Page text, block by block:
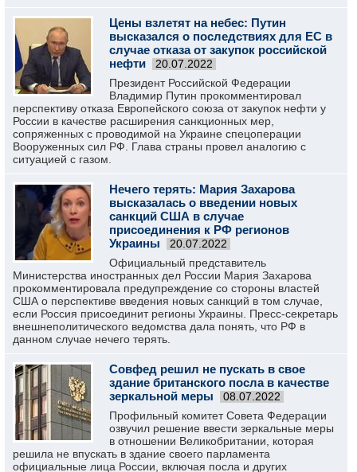
Цены взлетят на небес: Путин
высказался о последствиях для ЕС в
случае отказа от закупок российской
нефти
20.07.2022
Президент Российской Федерации
Владимир Путин прокомментировал
перспективу отказа Европейского союза от закупок нефти у
России в качестве расширения санкционных мер,
сопряженных с проводимой на Украине спецоперации
Вооруженных сил РФ. Глава страны провел аналогию с
ситуацией с газом.
Нечего терять: Мария Захарова
высказалась о введении новых
санкций США в случае
присоединения к РФ регионов
Украины
20.07.2022
Официальный представитель
Министерства иностранных дел России Мария Захарова
прокомментировала предупреждение со стороны властей
США о перспективе введения новых санкций в том случае,
если Россия присоединит регионы Украины. Пресс-секретарь
внешнеполитического ведомства дала понять, что РФ в
данном случае нечего терять.
Совфед решил не пускать в свое
здание британского посла в качестве
зеркальной меры
08.07.2022
Профильный комитет Совета Федерации
озвучил решение ввести зеркальные меры
в отношении Великобритании, которая
решила не впускать в здание своего парламента
официальные лица России, включая посла и других